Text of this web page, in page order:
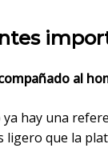
al
ya hay una
ligero que la